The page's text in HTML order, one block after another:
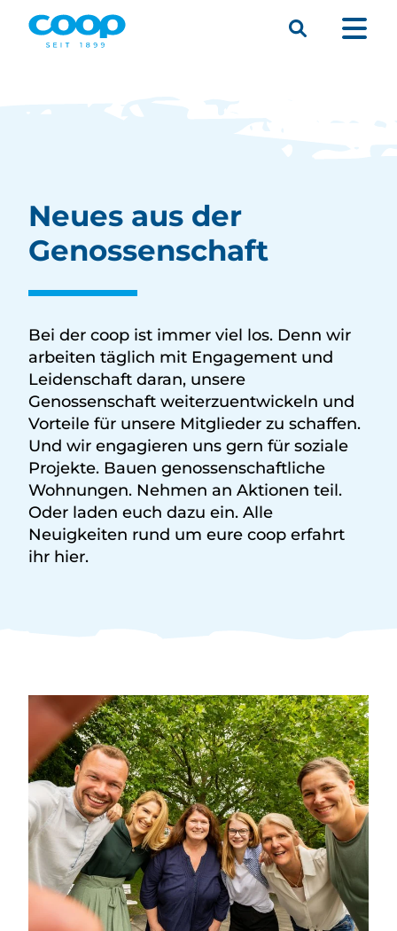
Menü
Suche
Neues aus der
Genossenschaft
Bei der coop ist immer viel los. Denn wir
arbeiten täglich mit Engagement und
Leidenschaft daran, unsere
Genossenschaft weiterzuentwickeln und
Vorteile für unsere Mitglieder zu schaffen.
Und wir engagieren uns gern für soziale
Projekte. Bauen genossenschaftliche
Wohnungen. Nehmen an Aktionen teil.
Oder laden euch dazu ein. Alle
Neuigkeiten rund um eure coop erfahrt
ihr hier.